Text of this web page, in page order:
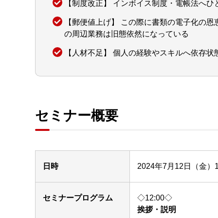
【制度改正】 インボイス制度・電帳法へ
【郵便値上げ】 この際に書類の電子化の
の周辺業務は旧態依然になっている
【人材不足】 個人の経験やスキルへ依存
セミナー概要
日時 2024年7月12日（金）
セミナープログラム
◇12:00◇
挨拶・説明